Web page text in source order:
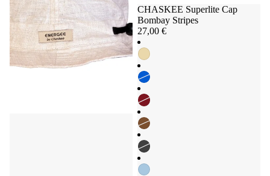
CHASKEE Superlite Cap
Bombay Stripes
27,00 €